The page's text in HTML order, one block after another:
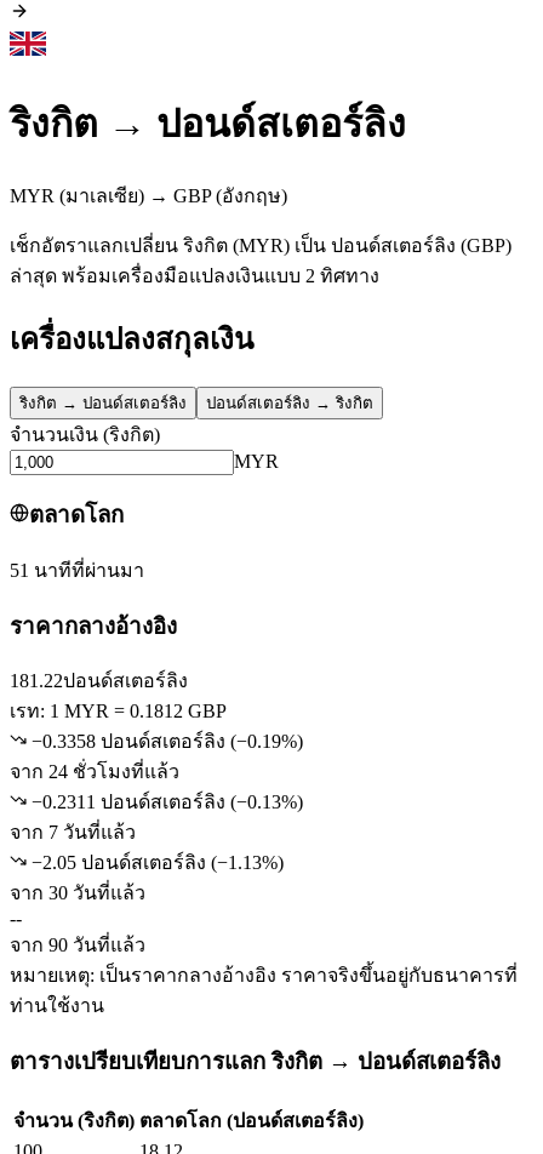
ริงกิต → ปอนด์สเตอร์ลิง
MYR (มาเลเซีย) → GBP(อังกฤษ)
เช็กอัตราแลกเปลี่ยน ริงกิต (MYR) เป็น ปอนด์สเตอร์ลิง (GBP)
ล่าสุด พร้อมเครื่องมือแปลงเงินแบบ 2 ทิศทาง
เครื่องแปลงสกุลเงิน
ริงกิต → ปอนด์สเตอร์ลิง ปอนด์สเตอร์ลิง → ริงกิต
จำนวนเงิน (ริงกิต)
MYR
ตลาดโลก
51 นาทีที่ผ่านมา
ราคากลางอ้างอิง
181.22ปอนด์สเตอร์ลิง
เรท: 1 MYR = 0.1812 GBP
−0.3358 ปอนด์สเตอร์ลิง (−0.19%)
จาก 24 ชั่วโมงที่แล้ว
−0.2311 ปอนด์สเตอร์ลิง (−0.13%)
จาก 7 วันที่แล้ว
−2.05 ปอนด์สเตอร์ลิง (−1.13%)
จาก 30 วันที่แล้ว
--
จาก 90 วันที่แล้ว
หมายเหตุ: เป็นราคากลางอ้างอิง ราคาจริงขึ้นอยู่กับธนาคารที่
ท่านใช้งาน
ตารางเปรียบเทียบการแลก ริงกิต → ปอนด์สเตอร์ลิง
จำนวน (ริงกิต) ตลาดโลก (ปอนด์สเตอร์ลิง)